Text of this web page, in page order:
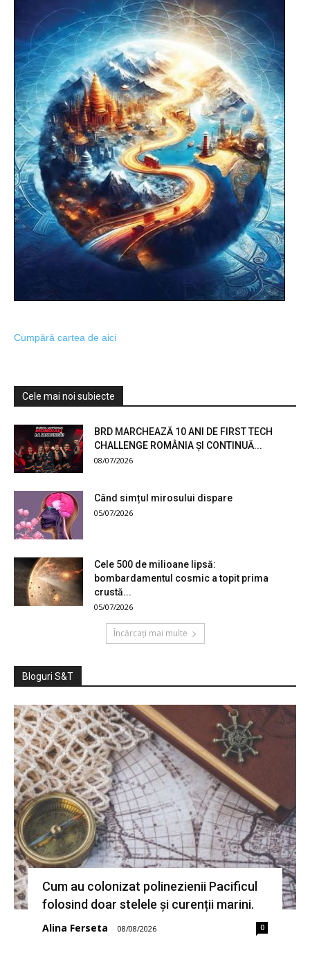
Cumpără cartea de aici
Cele mai noi subiecte
BRD MARCHEAZĂ 10 ANI DE FIRST TECH
CHALLENGE ROMÂNIA ȘI CONTINUĂ...
08/07/2026
Când simțul mirosului dispare
05/07/2026
Cele 500 de milioane lipsă:
bombardamentul cosmic a topit prima
crustă...
05/07/2026
Încărcați mai multe
Bloguri S&T
Cum au colonizat polinezienii Pacificul
folosind doar stelele și curenții marini.
Alina Ferseta - 08/08/2026 0